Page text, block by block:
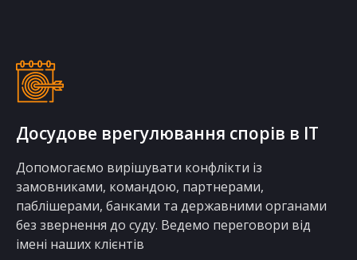
Досудове врегулювання спорів в IT
Допомогаємо вирішувати конфлікти із
замовниками, командою, партнерами,
паблішерами, банками та державними органами
без звернення до суду. Ведемо переговори від
імені наших клієнтів